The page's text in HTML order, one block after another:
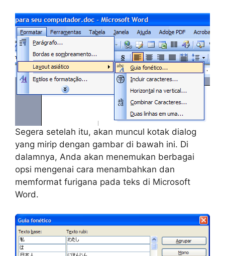
Segera setelah itu, akan muncul kotak dialog
yang mirip dengan gambar di bawah ini. Di
dalamnya, Anda akan menemukan berbagai
opsi mengenai cara menambahkan dan
memformat furigana pada teks di Microsoft
Word.